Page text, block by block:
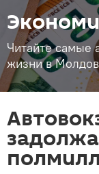
Читайте самые
жизни в